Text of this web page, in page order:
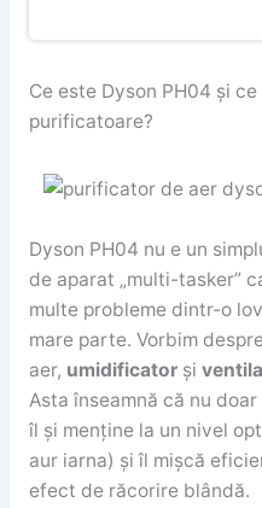
Ce este Dyson PH04 și
purificatoare?
Dyson PH04 nu e un
de aparat „multi-tasker”
multe probleme dintr-o
mare parte. Vorbim
aer, umidificatorși
Asta înseamnă că nu
îl și menține la un nivel
aur iarna) și îl mișcă
efect de răcorire blândă.